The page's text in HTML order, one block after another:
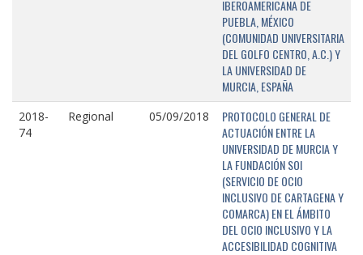
IBEROAMERICANA DE
PUEBLA, MÉXICO
(COMUNIDAD UNIVERSITARIA
DEL GOLFO CENTRO, A.C.) Y
LA UNIVERSIDAD DE
MURCIA, ESPAÑA
2018-
74
Regional 05/09/2018
PROTOCOLO GENERAL DE
ACTUACIÓN ENTRE LA
UNIVERSIDAD DE MURCIA Y
LA FUNDACIÓN SOI
(SERVICIO DE OCIO
INCLUSIVO DE CARTAGENA Y
COMARCA) EN EL ÁMBITO
DEL OCIO INCLUSIVO Y LA
ACCESIBILIDAD COGNITIVA